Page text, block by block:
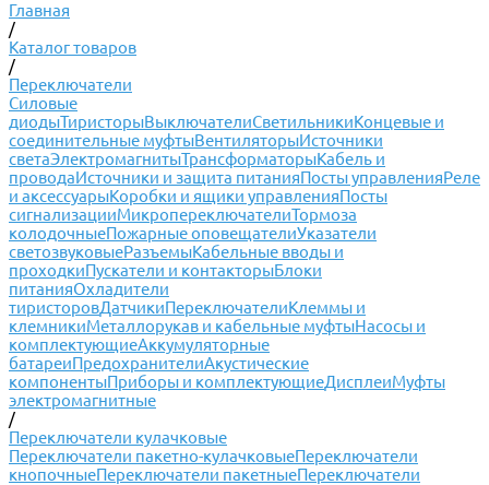
Главная
/
Каталог товаров
/
Переключатели
Силовые
диодыТиристорыВыключателиСветильникиКонцевые и
соединительные муфтыВентиляторыИсточники
светаЭлектромагнитыТрансформаторыКабель и
проводаИсточники и защита питанияПосты управленияРеле
и аксессуарыКоробки и ящики управленияПосты
сигнализацииМикропереключателиТормоза
колодочныеПожарные оповещателиУказатели
светозвуковыеРазъемыКабельные вводы и
проходкиПускатели и контакторыБлоки
питанияОхладители
тиристоровДатчикиПереключателиКлеммы и
клемникиМеталлорукав и кабельные муфтыНасосы и
комплектующиеАккумуляторные
батареиПредохранителиАкустические
компонентыПриборы и комплектующиеДисплеиМуфты
электромагнитные
/
Переключатели кулачковые
Переключатели пакетно-кулачковыеПереключатели
кнопочныеПереключатели пакетныеПереключатели